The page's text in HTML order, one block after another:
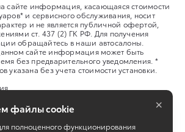
сайте информация, касающаяся стоимости
и сервисного обслуживания, носит
и не является публичной офертой,
ст. 437 (2) ГК РФ. Для получения
обращайтесь в наши автосалоны.
сайте информация может быть
без предварительного уведомления. *
указана без учета стоимости установки.
файлы cookie
полноценного функционирования
×